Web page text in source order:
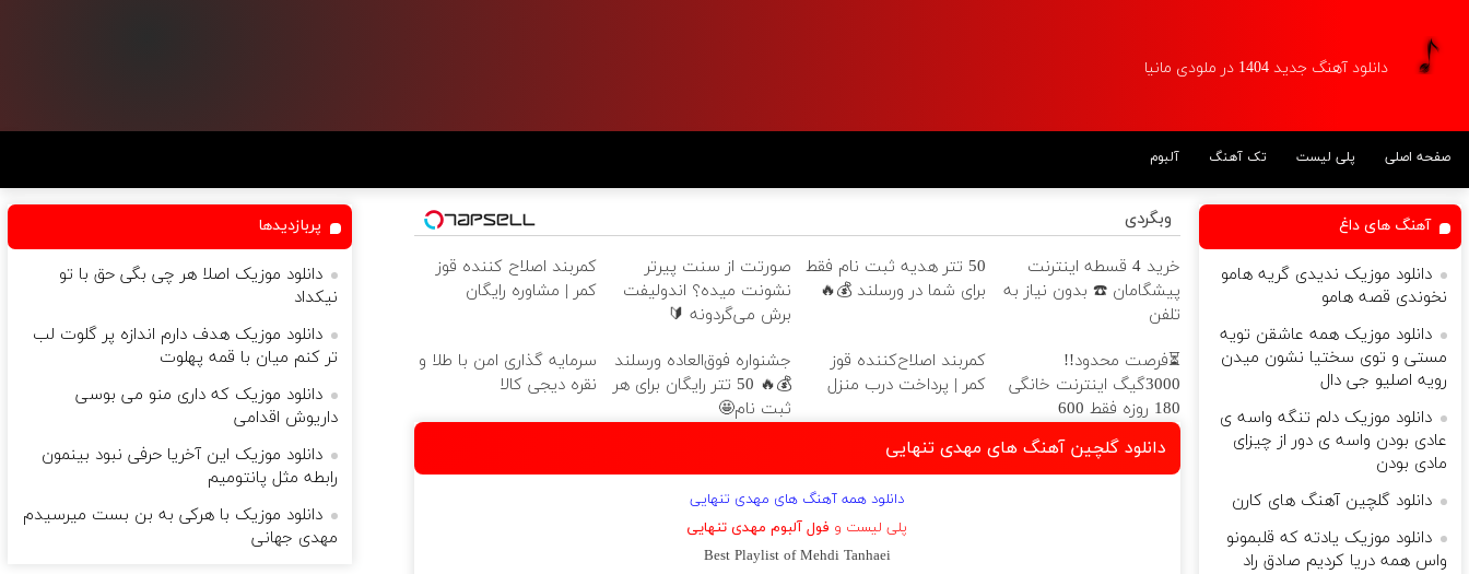
دانلود آهنگ جدید 1404 در ملودی مانیا
صفحه اصلی پلی لیست تک آهنگ آلبوم
وبگردی
خرید 4 قسطه اینترنت
پیشگامان ☎️ بدون نیاز به
تلفن
50 تتر هدیه ثبت نام فقط
برای شما در ورسلند 💰🔥
صورتت از سنت پیرتر
نشونت میده؟ اندولیفت
برش می‌گردونه 🔰
کمربند اصلاح کننده قوز
کمر | مشاوره رایگان
⏳فرصت محدود!!
3000گیگ اینترنت خانگی
180 روزه فقط 600
هزارتومان!!
کمربند اصلاح‌کننده قوز
کمر | پرداخت درب منزل
جشنواره فوق‌العاده ورسلند
💰🔥 50 تتر رایگان برای هر
ثبت نام🤩
سرمایه گذاری امن با طلا و
نقره دیجی کالا
دانلود گلچین آهنگ های مهدی تنهایی
دانلود همه آهنگ های مهدی تنهایی
پلی لیست و فول آلبوم مهدی تنهایی
Best Playlist of Mehdi Tanhaei
آهنگ های داغ
دانلود موزیک ندیدی گریه هامو
نخوندی قصه هامو
دانلود موزیک همه عاشقن تویه
مستی و توی سختیا نشون میدن
رویه اصلیو جی دال
دانلود موزیک دلم تنگه واسه ی
عادی بودن واسه ی دور از چیزای
مادی بودن
دانلود گلچین آهنگ های کارن
دانلود موزیک یادته که قلبمونو
واس همه دریا کردیم صادق راد
پربازدیدها
دانلود موزیک اصلا هر چی بگی حق با تو
نیکداد
دانلود موزیک هدف دارم اندازه پر گلوت لب
تر کنم میان با قمه پهلوت
دانلود موزیک که داری منو می بوسی
داریوش اقدامی
دانلود موزیک این آخریا حرفی نبود بینمون
رابطه مثل پانتومیم
دانلود موزیک با هرکی به بن بست میرسیدم
مهدی جهانی